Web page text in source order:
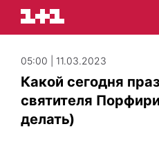
05:00 | 11.03.2023
Какой сегодня
святителя
делать)